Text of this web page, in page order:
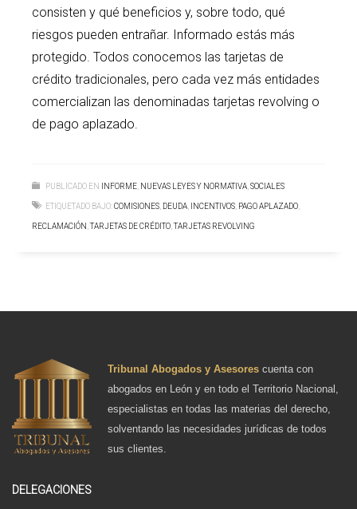
consisten y qué beneficios y, sobre todo, qué
riesgos pueden entrañar. Informado estás más
protegido. Todos conocemos las tarjetas de
crédito tradicionales, pero cada vez más entidades
comercializan las denominadas tarjetas revolving o
de pago aplazado.
PUBLICADO EN INFORME, NUEVAS LEYES Y NORMATIVA,SOCIALES
ETIQUETADO BAJO:COMISIONES, DEUDA, INCENTIVOS, PAGO APLAZADO,
RECLAMACIÓN,TARJETAS DE CRÉDITO,TARJETAS REVOLVING
Tribunal Abogados y Asesores cuenta con
abogados en León y en todo el Territorio Nacional,
especialistas en todas las materias del derecho,
solventando las necesidades jurídicas de todos
sus clientes.
DELEGACIONES